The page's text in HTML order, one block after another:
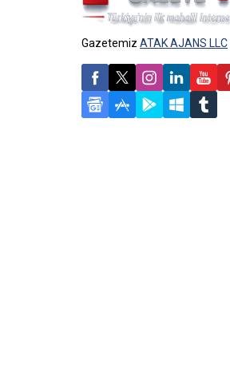
Gazetemiz ATAK AJANS LLC